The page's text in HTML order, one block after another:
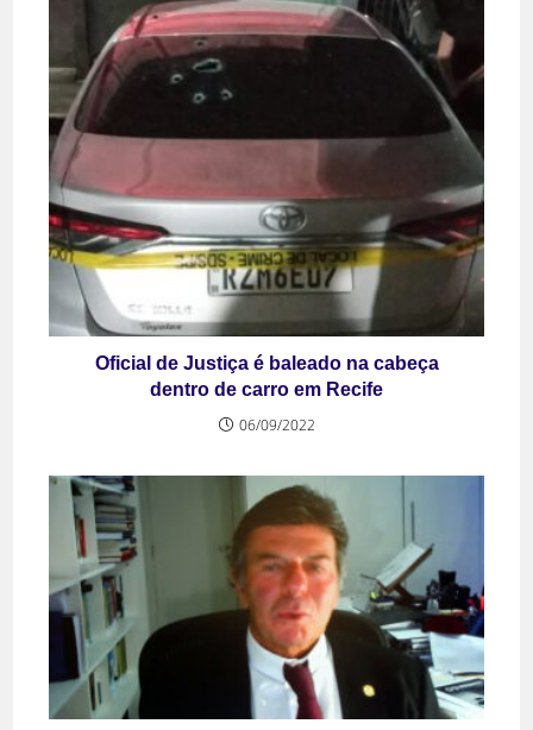
Oficial de Justiça é baleado na cabeça
dentro de carro em Recife
06/09/2022